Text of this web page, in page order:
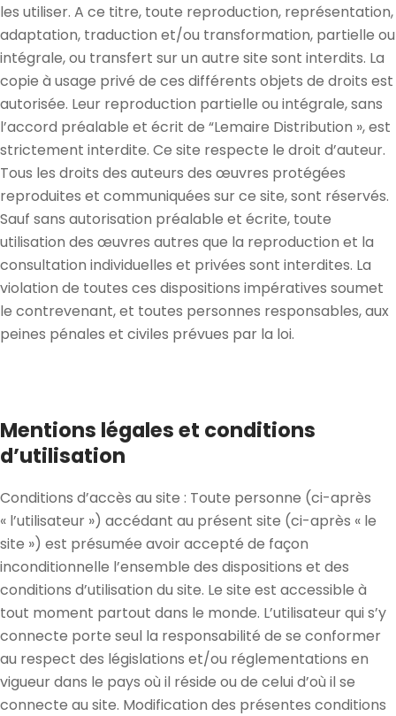
les utiliser. A ce titre, toute reproduction, représentation,
adaptation, traduction et/ou transformation, partielle ou
intégrale, ou transfert sur un autre site sont interdits. La
copie à usage privé de ces différents objets de droits est
autorisée. Leur reproduction partielle ou intégrale, sans
l’accord préalable et écrit de “Lemaire Distribution », est
strictement interdite. Ce site respecte le droit d’auteur.
Tous les droits des auteurs des œuvres protégées
reproduites et communiquées sur ce site, sont réservés.
Sauf sans autorisation préalable et écrite, toute
utilisation des œuvres autres que la reproduction et la
consultation individuelles et privées sont interdites. La
violation de toutes ces dispositions impératives soumet
le contrevenant, et toutes personnes responsables, aux
peines pénales et civiles prévues par la loi.
Mentions légales et conditions
d’utilisation
Conditions d’accès au site : Toute personne (ci-après
« l’utilisateur ») accédant au présent site (ci-après « le
site ») est présumée avoir accepté de façon
inconditionnelle l’ensemble des dispositions et des
conditions d’utilisation du site. Le site est accessible à
tout moment partout dans le monde. L’utilisateur qui s’y
connecte porte seul la responsabilité de se conformer
au respect des législations et/ou réglementations en
vigueur dans le pays où il réside ou de celui d’où il se
connecte au site. Modification des présentes conditions